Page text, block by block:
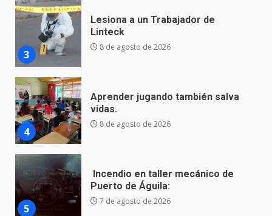
4
Aprender jugando también salva
vidas.
8 de agosto de 2026
5
Incendio en taller mecánico de
Puerto de Águila:
7 de agosto de 2026
6
Inauguran la Galería Historia y
Arte en Cartonería
7 de agosto de 2026